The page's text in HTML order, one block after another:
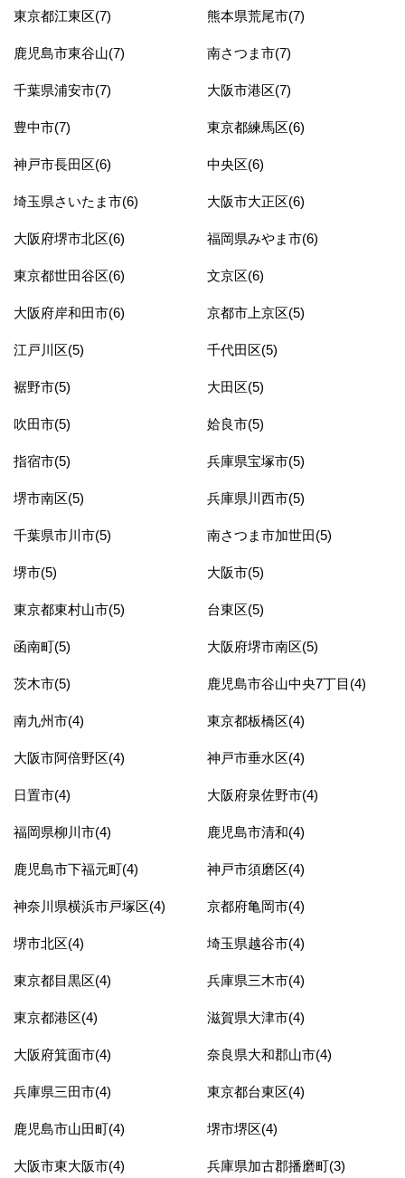
東京都江東区(7) 熊本県荒尾市(7)
鹿児島市東谷山(7) 南さつま市(7)
千葉県浦安市(7) 大阪市港区(7)
豊中市(7) 東京都練馬区(6)
神戸市長田区(6) 中央区(6)
埼玉県さいたま市(6) 大阪市大正区(6)
大阪府堺市北区(6) 福岡県みやま市(6)
東京都世田谷区(6) 文京区(6)
大阪府岸和田市(6) 京都市上京区(5)
江戸川区(5) 千代田区(5)
裾野市(5) 大田区(5)
吹田市(5) 姶良市(5)
指宿市(5) 兵庫県宝塚市(5)
堺市南区(5) 兵庫県川西市(5)
千葉県市川市(5) 南さつま市加世田(5)
堺市(5) 大阪市(5)
東京都東村山市(5) 台東区(5)
函南町(5) 大阪府堺市南区(5)
茨木市(5) 鹿児島市谷山中央7丁目(4)
南九州市(4) 東京都板橋区(4)
大阪市阿倍野区(4) 神戸市垂水区(4)
日置市(4) 大阪府泉佐野市(4)
福岡県柳川市(4) 鹿児島市清和(4)
鹿児島市下福元町(4) 神戸市須磨区(4)
神奈川県横浜市戸塚区(4) 京都府亀岡市(4)
堺市北区(4) 埼玉県越谷市(4)
東京都目黒区(4) 兵庫県三木市(4)
東京都港区(4) 滋賀県大津市(4)
大阪府箕面市(4) 奈良県大和郡山市(4)
兵庫県三田市(4) 東京都台東区(4)
鹿児島市山田町(4) 堺市堺区(4)
大阪市東大阪市(4) 兵庫県加古郡播磨町(3)